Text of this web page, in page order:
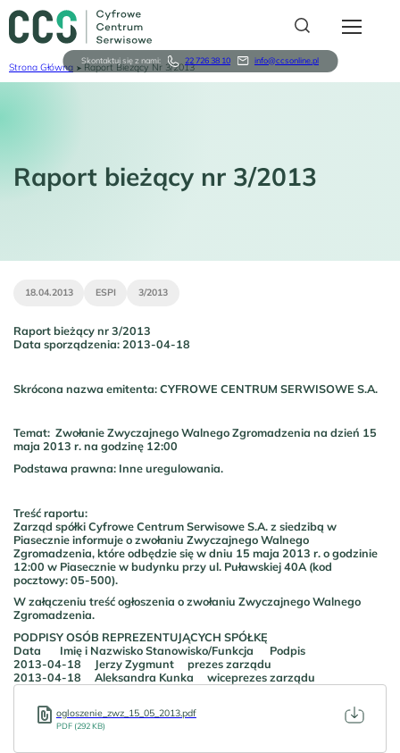
treści
Skontaktuj się z nami: 22 726 38 10 info@ccsonline.pl
Serwis
Relacje Inwestorskie
Rejestracja
Ścieżka
Strona Główna Raport Bieżący Nr 3/2013
Raport bieżący nr 3/2013
18.04.2013 ESPI 3/2013
Raport bieżący nr 3/2013
Data sporządzenia: 2013-04-18
Skrócona nazwa emitenta: CYFROWE CENTRUM SERWISOWE S.A.
Temat: Zwołanie Zwyczajnego Walnego Zgromadzenia na dzień 15
maja 2013 r. na godzinę 12:00
Podstawa prawna: Inne uregulowania.
Treść raportu:
Zarząd spółki Cyfrowe Centrum Serwisowe S.A. z siedzibą w
Piasecznie informuje o zwołaniu Zwyczajnego Walnego
Zgromadzenia, które odbędzie się w dniu 15 maja 2013 r. o godzinie
12:00 w Piasecznie w budynku przy ul. Puławskiej 40A (kod
pocztowy: 05-500).
W załączeniu treść ogłoszenia o zwołaniu Zwyczajnego Walnego
Zgromadzenia.
PODPISY OSÓB REPREZENTUJĄCYCH SPÓŁKĘ
Data Imię i Nazwisko Stanowisko/Funkcja Podpis
2013-04-18 Jerzy Zygmunt prezes zarządu
2013-04-18 Aleksandra Kunka wiceprezes zarządu
ogloszenie_zwz_15_05_2013.pdf
PDF (292 KB)